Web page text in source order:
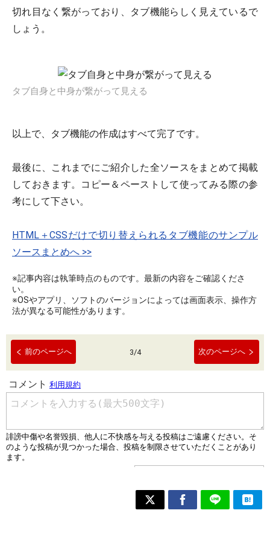
切れ目なく繋がっており、タブ機能らしく見えているで
しょう。
タブ自身と中身が繋がって見える
以上で、タブ機能の作成はすべて完了です。
最後に、これまでにご紹介した全ソースをまとめて掲載
しておきます。コピー＆ペーストして使ってみる際の参
考にして下さい。
HTML＋CSSだけで切り替えられるタブ機能のサンプル
ソースまとめへ >>
※記事内容は執筆時点のものです。最新の内容をご確認くださ
い。
※OSやアプリ、ソフトのバージョンによっては画面表示、操作方
法が異なる可能性があります。
前のページへ 3/4 次のページへ